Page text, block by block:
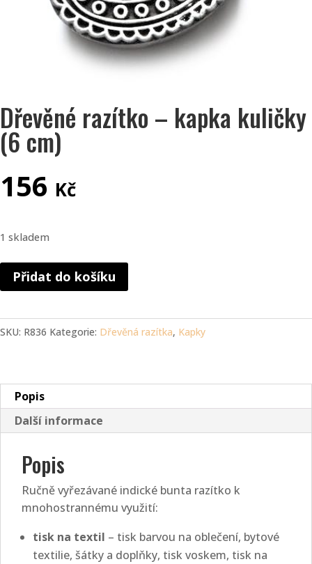
Dřevěné razítko – kapka kuličky
(6 cm)
156 Kč
1 skladem
Dřevěné
razítko
kapka
kuličky
množství
Přidat do košíku
SKU: R836 Kategorie: Dřevěná razítka, Kapky
Popis
Další informace
Popis
Ručně vyřezávané indické bunta razítko k
mnohostrannému využití:
tisk na textil – tisk barvou na oblečení, bytové
textilie, šátky a doplňky, tisk voskem, tisk na